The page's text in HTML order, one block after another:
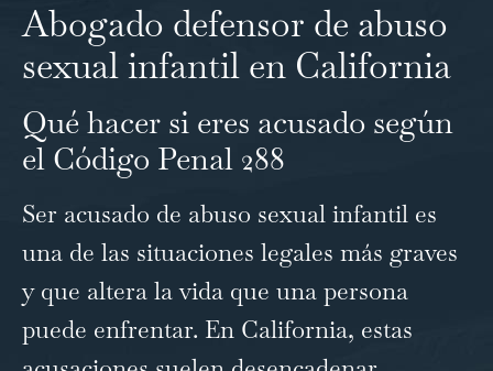
Abogado defensor de abuso
sexual infantil en California
Qué hacer si eres acusado según
el Código Penal 288
Ser acusado de abuso sexual infantil es
una de las situaciones legales más graves
y que altera la vida que una persona
puede enfrentar. En California, estas